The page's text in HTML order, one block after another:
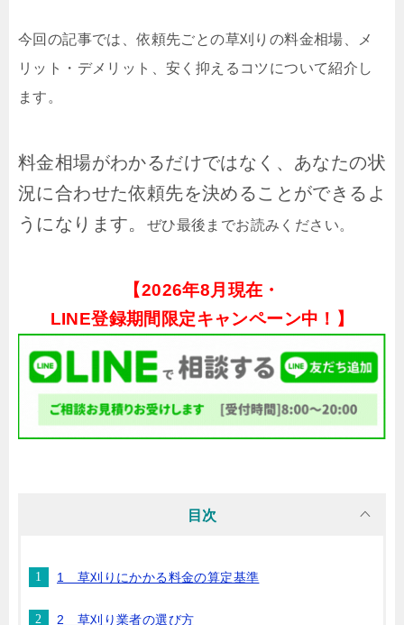
今回の記事では、依頼先ごとの草刈りの料金相場、メ
リット・デメリット、安く抑えるコツについて紹介し
ます。
料金相場がわかるだけではなく、あなたの状
況に合わせた依頼先を決めることができるよ
うになります。
ぜひ最後までお読みください。
【2026年8月現在・
LINE登録期間限定キャンペーン中！】
目次
1 草刈りにかかる料金の算定基準
2 草刈り業者の選び方